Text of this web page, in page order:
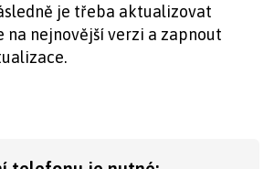
je třeba aktualizovat
na nejnovější verzi a zapnout